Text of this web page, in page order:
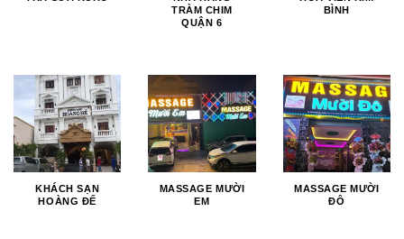
TRÀM CHIM
QUẬN 6
BÌNH
KHÁCH SẠN
HOÀNG ĐẾ
MASSAGE MƯỜI
EM
MASSAGE MƯỜI
ĐÔ